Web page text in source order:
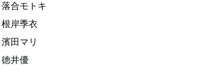
落合モトキ
根岸季衣
濱田マリ
徳井優